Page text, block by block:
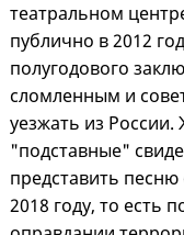
театральном
публично в 2012
полугодового
сломленным и
уезжать из России.
"подставные"
представить
2018 году, то есть